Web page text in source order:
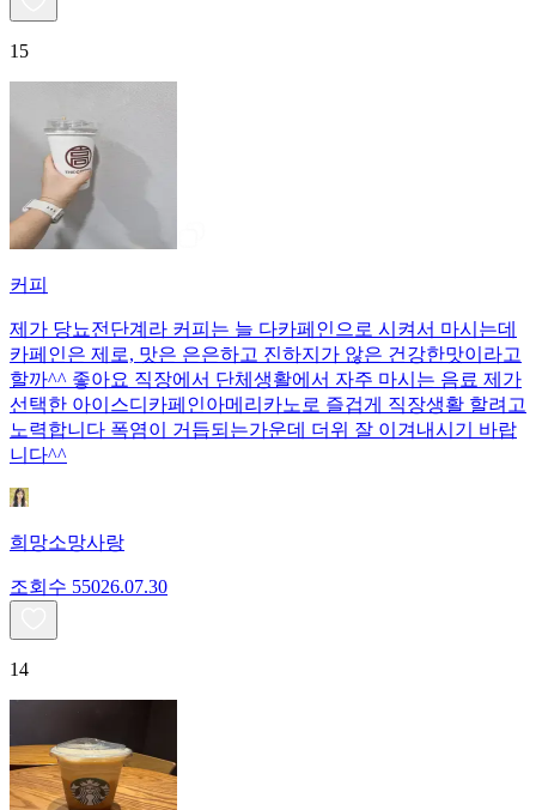
15
커피
제가 당뇨전단계라 커피는 늘 다카페인으로 시켜서 마시는데
카페인은 제로, 맛은 은은하고 진하지가 않은 건강한맛이라고
할까^^ 좋아요 직장에서 단체생활에서 자주 마시는 음료 제가
선택한 아이스디카페인아메리카노로 즐겁게 직장생활 할려고
노력합니다 폭염이 거듭되는가운데 더위 잘 이겨내시기 바랍
니다^^
희망소망사랑
조회수 55026.07.30
14